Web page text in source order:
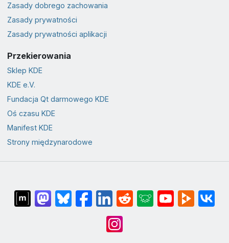
Zasady dobrego zachowania
Zasady prywatności
Zasady prywatności aplikacji
Przekierowania
Sklep KDE
KDE e.V.
Fundacja Qt darmowego KDE
Oś czasu KDE
Manifest KDE
Strony międzynarodowe